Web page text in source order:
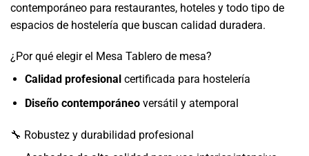
contemporáneo para restaurantes, hoteles y todo tipo de
espacios de hostelería que buscan calidad duradera.
¿Por qué elegir el Mesa Tablero de mesa?
Calidad profesional certificada para hostelería
Diseño contemporáneoversátil y atemporal
🔧 Robustez y durabilidad profesional